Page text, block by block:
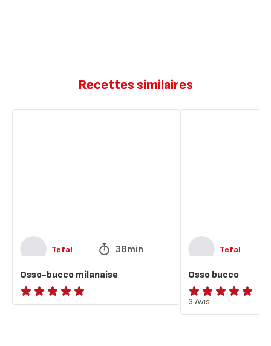
Recettes similaires
Tefal 38min
Osso-bucco milanaise
ratings.NaN
Tefal
Osso bucco
Avis
5
3 Avis